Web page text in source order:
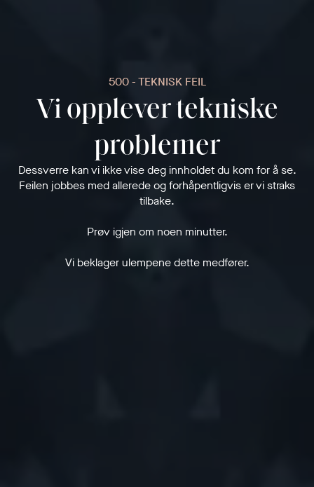
500 - TEKNISK FEIL
Vi opplever tekniske
problemer
Dessverre kan vi ikke vise deg innholdet du kom for å se.
Feilen jobbes med allerede og forhåpentligvis er vi straks
tilbake.
Prøv igjen om noen minutter.
Vi beklager ulempene dette medfører.